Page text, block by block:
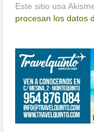
Este sitio usa
procesan los datos